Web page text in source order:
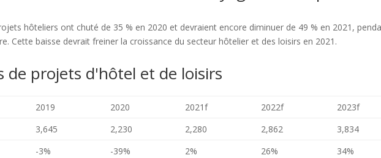
hôteliers ont chuté de 35 % en 2020 et devraient encore diminuer de 49 % en 2021,
Cette baisse devrait freiner la croissance du secteur hôtelier et des loisirs en 2021.
de projets d'hôtel et de loisirs
2019 2020 2021f 2022f
2023f
3,645 2,230 2,280 2,862
3,834
-3% -39% 2% 26% 34%